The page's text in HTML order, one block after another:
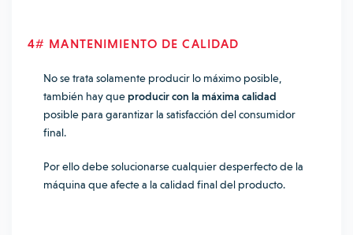
4# MANTENIMIENTO DE CALIDAD
No se trata solamente producir lo máximo posible,
también hay queproducir con la máxima calidad
posible para garantizar la satisfacción del consumidor
final.
Por ello debe solucionarse cualquier desperfecto de la
máquina que afecte a la calidad final del producto.